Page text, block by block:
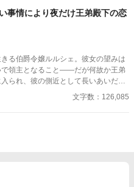
事情により夜だけ王弟殿下の恋
る伯爵令嬢ルルシェ。彼女の望みは
で領主となること――だが何故か王弟
られ、彼の側近として長いあいだ仕
かなか結婚してくれず、彼の結婚を
はやきもきしている。しかし、ある
文字数：126,085